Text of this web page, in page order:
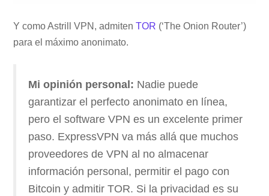
Y como Astrill VPN, admitenTOR (‘The Onion Router’)
para el máximo anonimato.
Mi opinión personal: Nadie puede
garantizar el perfecto anonimato en línea,
pero el software VPN es un excelente primer
paso. ExpressVPN va más allá que muchos
proveedores de VPN al no almacenar
información personal, permitir el pago con
Bitcoin y admitir TOR. Si la privacidad es su